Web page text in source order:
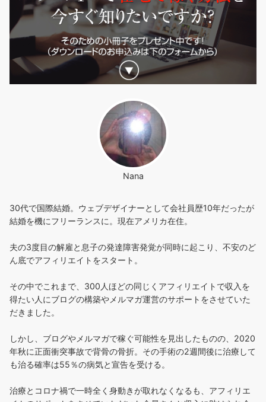
Nana
30代で国際結婚。ウェブデザイナーとして会社員歴10年だったが
結婚を機にフリーランスに。現在アメリカ在住。
夫の3度目の解雇と息子の発達障害発覚が同時に起こり、不安のど
ん底でアフィリエイトをスタート。
その中でこれまで、300人ほどの同じくアフィリエイトで収入を
得たい人にブログの構築やメルマガ運営のサポートをさせていた
だきました。
しかし、ブログやメルマガで稼ぐ可能性を見出したものの、2020
年秋に正面衝突事故で背骨の骨折。その手術の2週間後に治療して
も治る確率は55％の病気と宣告を受ける。
治療とコロナ禍で一時全く身動きが取れなくなるも、アフィリエ